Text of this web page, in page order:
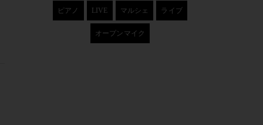
ピアノ LIVE マルシェ ライブ
オープンマイク